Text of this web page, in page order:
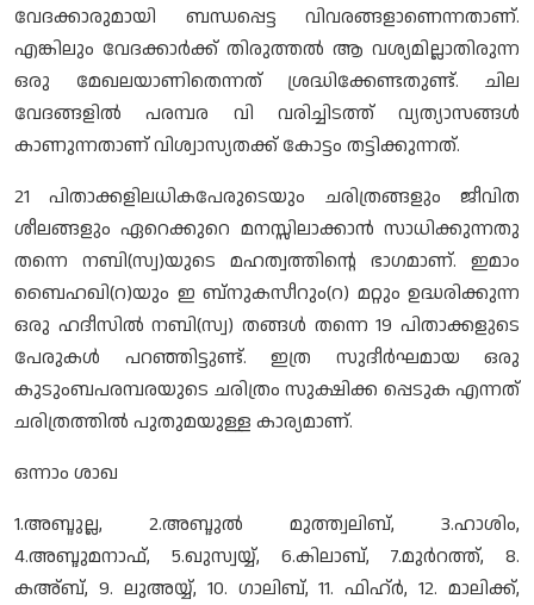
വേദക്കാരുമായി ബന്ധപ്പെട്ട വിവരങ്ങളാണെന്നതാണ്.
എങ്കിലും വേദക്കാര്‍ക്ക് തിരുത്തല്‍ ആ വശ്യമില്ലാതിരുന്ന
ഒരു മേഖലയാണിതെന്നത് ശ്രദ്ധിക്കേണ്ടതുണ്ട്. ചില
വേദങ്ങളില്‍ പരമ്പര വി വരിച്ചിടത്ത് വ്യത്യാസങ്ങള്‍
കാണുന്നതാണ് വിശ്വാസ്യതക്ക് കോട്ടം തട്ടിക്കുന്നത്.
21 പിതാക്കളിലധികപേരുടെയും ചരിത്രങ്ങളും ജീവിത
ശീലങ്ങളും ഏറെക്കുറെ മനസ്സിലാക്കാന്‍ സാധിക്കുന്നതു
തന്നെ നബി(സ്വ)യുടെ മഹത്വത്തിന്റെ ഭാഗമാണ്. ഇമാം
ബൈഹഖി(റ)യും ഇ ബ്നുകസീറും(റ) മറ്റും ഉദ്ധരിക്കുന്ന
ഒരു ഹദീസില്‍ നബി(സ്വ) തങ്ങള്‍ തന്നെ 19 പിതാക്കളുടെ
പേരുകള്‍ പറഞ്ഞിട്ടുണ്ട്. ഇത്ര സുദീര്‍ഘമായ ഒരു
കുടുംബപരമ്പരയുടെ ചരിത്രം സുക്ഷിക്ക പ്പെടുക എന്നത്
ചരിത്രത്തില്‍ പുതുമയുള്ള കാര്യമാണ്.
ഒന്നാം ശാഖ
1.അബ്ദുല്ല, 2.അബ്ദുല്‍ മുത്ത്വലിബ്, 3.ഹാശിം,
4.അബ്ദുമനാഫ്, 5.ഖുസ്വയ്യ്, 6.കിലാബ്, 7.മുര്‍റത്ത്, 8.
കഅ്ബ്, 9. ലുഅയ്യ്, 10. ഗാലിബ്, 11. ഫിഹ്ര്‍, 12. മാലിക്ക്,